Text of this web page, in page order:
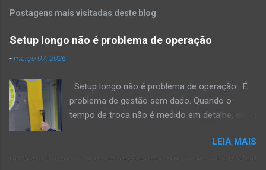
n
t
Postagens mais visitadas deste blog
Setup longo não é problema de operação
-março 07, 2026
Setup longo não é problema de operação. É
problema de gestão sem dado. Quando o
tempo de troca não é medido em detalhe, ele
processo. Tecnicamente, cada setup deveria
ser tratado como evento estruturado, com
LEIA MAIS